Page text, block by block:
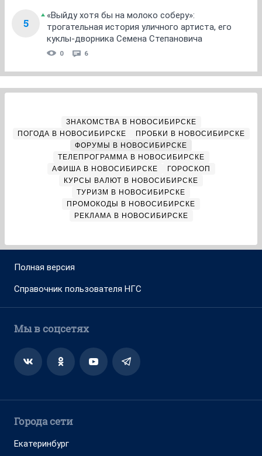
5
«Выйду хотя бы на молоко соберу»:
трогательная история уличного артиста, его
куклы-дворника Семена Степановича
0 6
ЗНАКОМСТВА В НОВОСИБИРСКЕ
ПОГОДА В НОВОСИБИРСКЕ
ПРОБКИ В НОВОСИБИРСКЕ
ФОРУМЫ В НОВОСИБИРСКЕ
ТЕЛЕПРОГРАММА В НОВОСИБИРСКЕ
АФИША В НОВОСИБИРСКЕ
ГОРОСКОП
КУРСЫ ВАЛЮТ В НОВОСИБИРСКЕ
ТУРИЗМ В НОВОСИБИРСКЕ
ПРОМОКОДЫ В НОВОСИБИРСКЕ
РЕКЛАМА В НОВОСИБИРСКЕ
Полная версия
Справочник пользователя НГС
Мы в соцсетях
Города сети
Екатеринбург